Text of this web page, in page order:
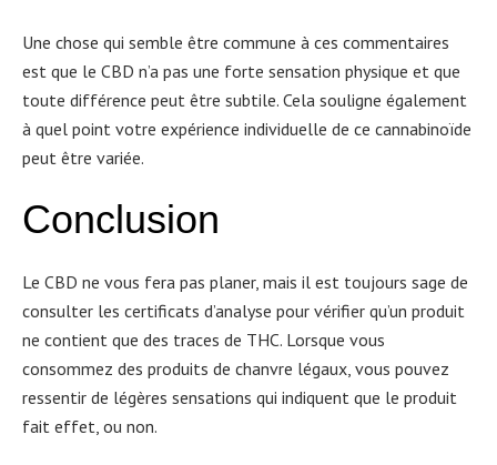
Une chose qui semble être commune à ces commentaires
est que le CBD n’a pas une forte sensation physique et que
toute différence peut être subtile. Cela souligne également
à quel point votre expérience individuelle de ce cannabinoïde
peut être variée.
Conclusion
Le CBD ne vous fera pas planer, mais il est toujours sage de
consulter les certificats d’analyse pour vérifier qu’un produit
ne contient que des traces de THC. Lorsque vous
consommez des produits de chanvre légaux, vous pouvez
ressentir de légères sensations qui indiquent que le produit
fait effet, ou non.